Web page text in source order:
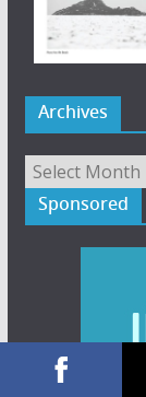
Archives
Archives
Sponsored